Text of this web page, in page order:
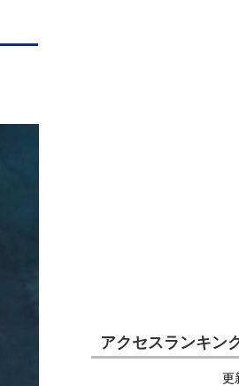
アクセスランキン
更